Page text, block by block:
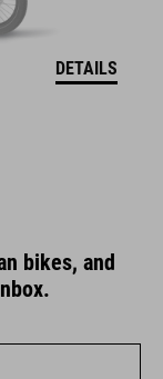
DETAILS
bikes, and